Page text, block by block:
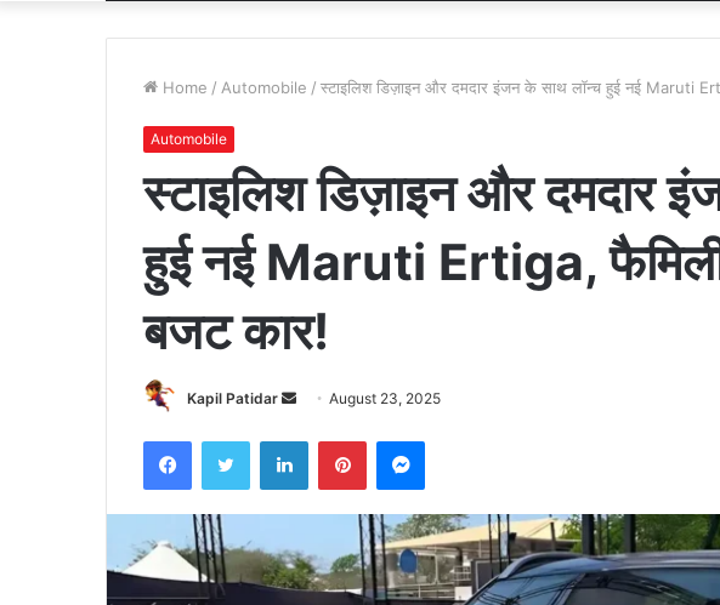
Home / Automobile / स्टाइलिश डिज़ाइन और दमदार इंजन के साथ लॉन्च हुई नई Maruti
Automobile
स्टाइलिश डिज़ाइन और दमदार
हुई नई Maruti Ertiga,
बजट कार!
Kapil Patidar
SendAugust 23, 2025
FacebookTwitter LinkedInPinterestMessenger